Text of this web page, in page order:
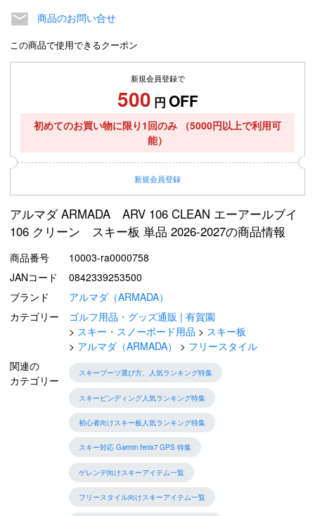
商品のお問い合せ
この商品で使用できるクーポン
新規会員登録で
500 円 OFF
初めてのお買い物に限り1回のみ
（5000円以上で利用可
能）
新規会員登録
アルマダ ARMADA ARV 106 CLEAN エーアールブイ
106 クリーン スキー板 単品 2026-2027の商品情報
商品番号
10003-ra0000758
JANコード
0842339253500
ブランド
アルマダ（ARMADA）
カテゴリー
ゴルフ用品・グッズ通販 | 有賀園
スキー・スノーボード用品
スキー板
アルマダ（ARMADA）
フリースタイル
関連の
カテゴリー
スキーブーツ選び方、人気ランキング特集
スキービンディング人気ランキング特集
初心者向けスキー板人気ランキング特集
スキー対応 Garmin fenix7 GPS 特集
ゲレンデ向けスキーアイテム一覧
フリースタイル向けスキーアイテム一覧